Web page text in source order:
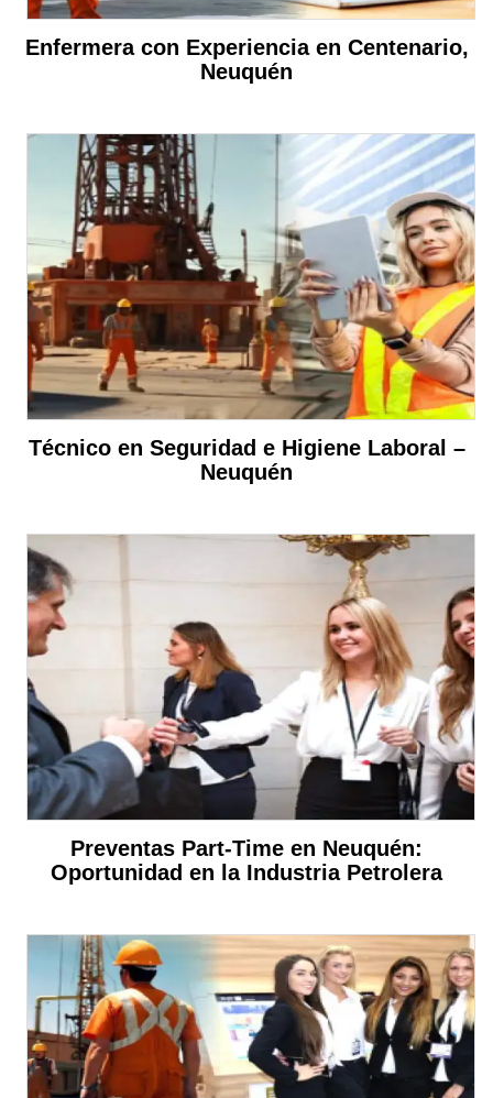
Enfermera con Experiencia en Centenario,
Neuquén
Técnico en Seguridad e Higiene Laboral –
Neuquén
Preventas Part-Time en Neuquén:
Oportunidad en la Industria Petrolera